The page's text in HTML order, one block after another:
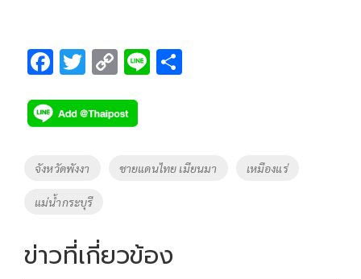
F
e
b
o
o
k
T
tt
er
C
p
y
Li
Li
Tags
จังหวัดพังงา ชายแดนไทย เมียนมา เหมืองแร่
แม่น้ำกระบุรี
ข่าวที่เกี่ยวข้อง